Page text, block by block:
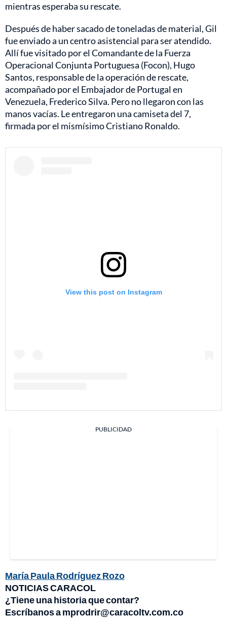
mientras esperaba su rescate.
Después de haber sacado de toneladas de material, Gil
fue enviado a un centro asistencial para ser atendido.
Allí fue visitado por el Comandante de la Fuerza
Operacional Conjunta Portuguesa (Focon), Hugo
Santos, responsable de la operación de rescate,
acompañado por el Embajador de Portugal en
Venezuela, Frederico Silva. Pero no llegaron con las
manos vacías. Le entregaron una camiseta del 7,
firmada por el mismísimo Cristiano Ronaldo.
View this post on Instagram
PUBLICIDAD
María Paula Rodríguez Rozo
NOTICIAS CARACOL
¿Tiene una historia que contar?
Escríbanos a mprodrir@caracoltv.com.co